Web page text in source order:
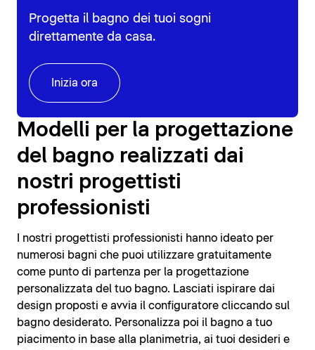
Progetta il bagno dei tuoi sogni
direttamente da casa.
Inizia ora
Modelli per la progettazione
del bagno realizzati dai
nostri progettisti
professionisti
I nostri progettisti professionisti hanno ideato per
numerosi bagni che puoi utilizzare gratuitamente
come punto di partenza per la progettazione
personalizzata del tuo bagno. Lasciati ispirare dai
design proposti e avvia il configuratore cliccando sul
bagno desiderato. Personalizza poi il bagno a tuo
piacimento in base alla planimetria, ai tuoi desideri e